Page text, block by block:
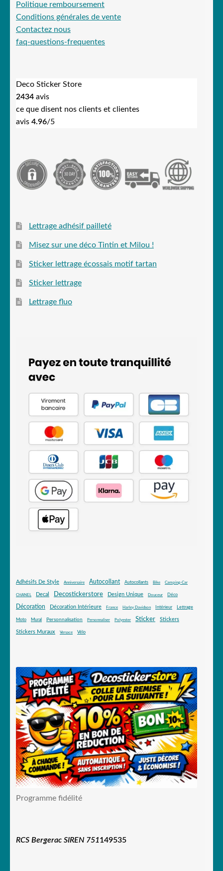
Politique remboursement
Conditions générales de vente
Contactez nous
faq-questions-frequentes
Deco Sticker Store
2434 avis
ce que disent nos clients et clientes
avis 4.96/5
Lettrage adhésif pailleté
Misez sur une déco Tintin et Milou !
Sticker lettrage écossais motif tartan
Sticker lettrage
Lettrage fluo
Adhésifs De Style Anniversaire Autocollant Autocollants Bike Camping-Car
CHANEL Decal Decostickerstore Design Unique Douceur Déco
Décoration Décoration Intérieure France Harley Davidson Intérieur Lettrage
Moto Mural Personnalisation Personnaliser Polyester Sticker Stickers
Stickers Muraux Versace Vélo
Programme fidélité
RCS Bergerac SIREN 751149535